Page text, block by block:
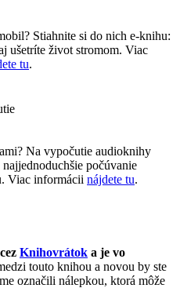
Stiahnite si do nich e-knihu:
ušetríte život stromom. Viac
tu.
Na vypočutie audioknihy
počúvanie
Viac informácii nájdete tu.
Knihovrátok a je vo
touto knihou a novou by ste
označili nálepkou, ktorá môže